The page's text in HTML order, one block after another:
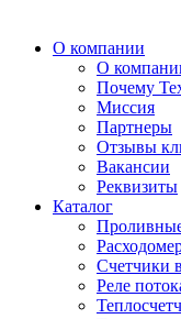
О компании
О
Почему
Миссия
Партнеры
Отзывы
Вакансии
Реквизиты
Каталог
Счетчики
Реле